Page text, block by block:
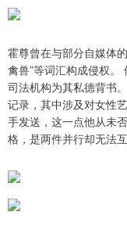
霍尊曾在与部分自媒体
禽兽”等词汇构成侵权
司法机构为其私德背书
记录，其中涉及对女性
手发送，这一点他从未
格，是两件并行却无法